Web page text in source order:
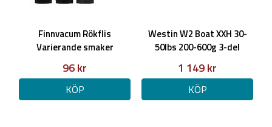
Finnvacum Rökflis
Varierande smaker
96 kr
KÖP
Westin W2 Boat XXH 30-
50lbs 200-600g 3-del
1 149 kr
KÖP